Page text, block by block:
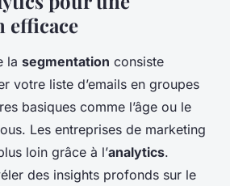
efficace
la segmentation consiste
votre liste d’emails en groupes
basiques comme l’âge ou le
Les entreprises de marketing
loin grâce à l’analytics.
des insights profonds sur le